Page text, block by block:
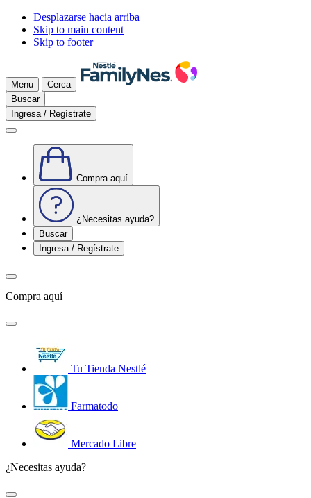
Desplazarse hacia arriba
Skip to main content
Skip to footer
Menu
Cerca
Buscar
Ingresa / Regístrate
Compra aquí
¿Necesitas ayuda?
Buscar
Ingresa / Regístrate
Compra aquí
Tu Tienda Nestlé
Farmatodo
Mercado Libre
¿Necesitas ayuda?